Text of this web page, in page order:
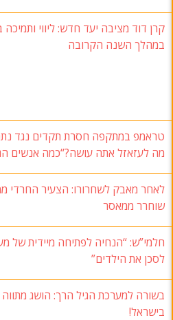
במהלך השנה הקרובה
טראמפ במתקפה חסרת תקדים נגד
מה לעזאזל אתה עושה?“כמה אנשים
לאחר מאבק לשחרורו: הצעיר החרדי
שוחרר ממאסר
חלמי”ש: “הנחיה לפתיחה מיידית של
לסכן את הילדים”
בשורה למערכת הגיל הרך: הושג
בישראל!